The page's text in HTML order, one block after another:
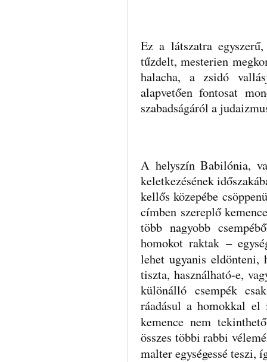
Ez a látszatra
tűzdelt, mesterien
halacha, a zsidó
alapvetően fontosat
szabadságáról a
A helyszín Babilónia,
keletkezésének
kellős közepébe
címben szereplő
több nagyobb
homokot raktak –
lehet ugyanis
tiszta, használható-e,
különálló csempék
ráadásul a homokkal el
kemence nem
összes többi rabbi
malter egységessé teszi,